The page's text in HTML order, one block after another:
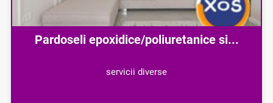
Pardoseli epoxidice/poliuretanice si...
servicii diverse